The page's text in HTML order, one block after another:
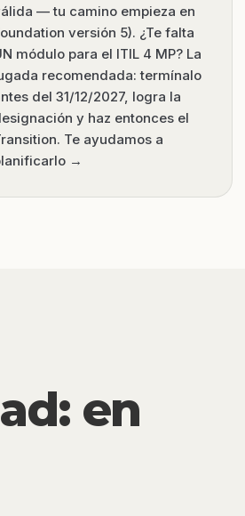
— tu camino empieza en
versión 5). ¿Te falta
módulo para el ITIL 4 MP? La
recomendada: termínalo
del 31/12/2027, logra la
y haz entonces el
Te ayudamos a
→
en